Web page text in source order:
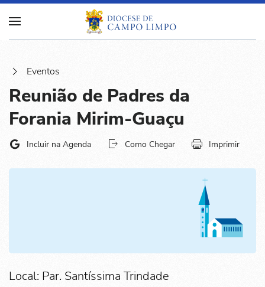
Eventos
Reunião de Padres da
Forania Mirim-Guaçu
Incluir na Agenda Como Chegar Imprimir
Local: Par. Santíssima Trindade